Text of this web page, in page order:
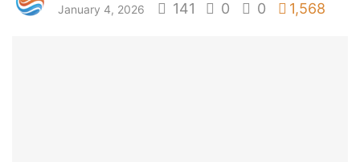
January 4, 2026 141 0 0 1,568